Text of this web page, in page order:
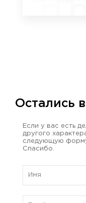
Остались
Если у вас есть
другого
следующую
Спасибо.